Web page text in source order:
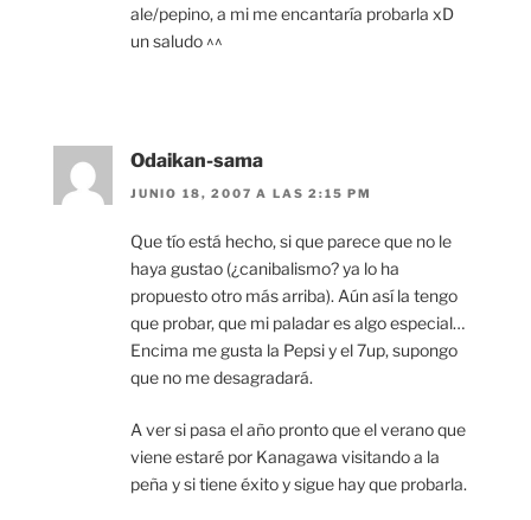
ale/pepino, a mi me encantaría probarla xD
un saludo ^^
Odaikan-sama
JUNIO 18, 2007 A LAS 2:15 PM
Que tío está hecho, si que parece que no le
haya gustao (¿canibalismo? ya lo ha
propuesto otro más arriba). Aún así la tengo
que probar, que mi paladar es algo especial…
Encima me gusta la Pepsi y el 7up, supongo
que no me desagradará.
A ver si pasa el año pronto que el verano que
viene estaré por Kanagawa visitando a la
peña y si tiene éxito y sigue hay que probarla.